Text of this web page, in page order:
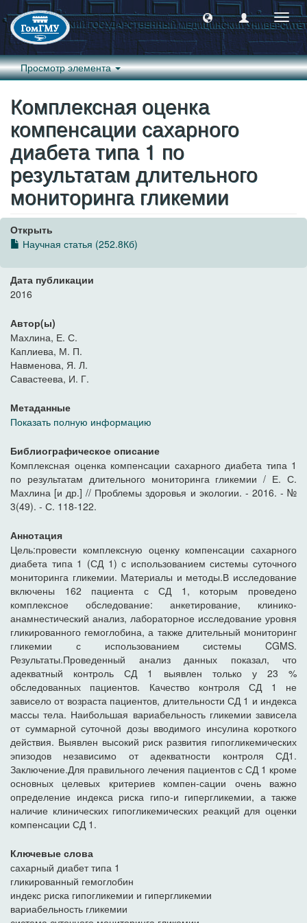
Просмотр элемента
Комплексная оценка
компенсации сахарного
диабета типа 1 по
результатам длительного
мониторинга гликемии
Открыть
Научная статья (252.8Кб)
Дата публикации
2016
Автор(ы)
Махлина, Е. С.
Каплиева, М. П.
Навменова, Я. Л.
Савастеева, И. Г.
Метаданные
Показать полную информацию
Библиографическое описание
Комплексная оценка компенсации сахарного диабета типа 1
по результатам длительного мониторинга гликемии / Е. С.
Махлина [и др.] // Проблемы здоровья и экологии. - 2016. - №
3(49). - С. 118-122.
Аннотация
Цель:провести комплексную оценку компенсации сахарного
диабета типа 1 (СД 1) с использованием системы суточного
мониторинга гликемии. Материалы и методы.В исследование
включены 162 пациента с СД 1, которым проведено
комплексное обследование: анкетирование, клинико-
анамнестический анализ, лабораторное исследование уровня
гликированного гемоглобина, а также длительный мониторинг
гликемии с использованием системы CGMS.
Результаты.Проведенный анализ данных показал, что
адекватный контроль СД 1 выявлен только у 23 %
обследованных пациентов. Качество контроля СД 1 не
зависело от возраста пациентов, длительности СД 1 и индекса
массы тела. Наибольшая вариабельность гликемии зависела
от суммарной суточной дозы вводимого инсулина короткого
действия. Выявлен высокий риск развития гипогликемических
эпизодов независимо от адекватности контроля СД1.
Заключение.Для правильного лечения пациентов с СД 1 кроме
основных целевых критериев компен-сации очень важно
определение индекса риска гипо-и гипергликемии, а также
наличие клинических гипогликемических реакций для оценки
компенсации СД 1.
Ключевые слова
сахарный диабет типа 1
гликированный гемоглобин
индекс риска гипогликемии и гипергликемии
вариабельность гликемии